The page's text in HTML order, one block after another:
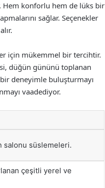
Hem konforlu hem de lüks bir
sağlar. Seçenekler
için mükemmel bir tercihtir.
düğün gününü toplanan
deneyimle buluşturmayı
vaadediyor.
salonu süslemeleri.
çeşitli yerel ve